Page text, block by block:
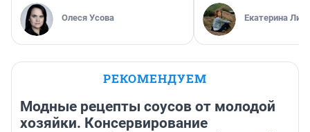
Олеся Усова Екатерина
РЕКОМЕНДУЕМ
Модные рецепты соусов от молодой
хозяйки. Консервирование